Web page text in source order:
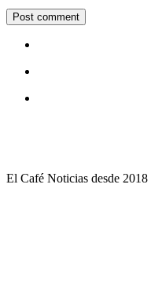
El Café Noticias desde 2018